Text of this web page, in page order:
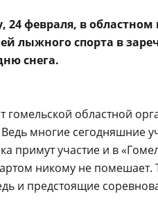
24 февраля, в
лыжного спорта в
снега.
областной
Ведь многие сегодняшние
примут участие и в
никому не помешает.
и предстоящие